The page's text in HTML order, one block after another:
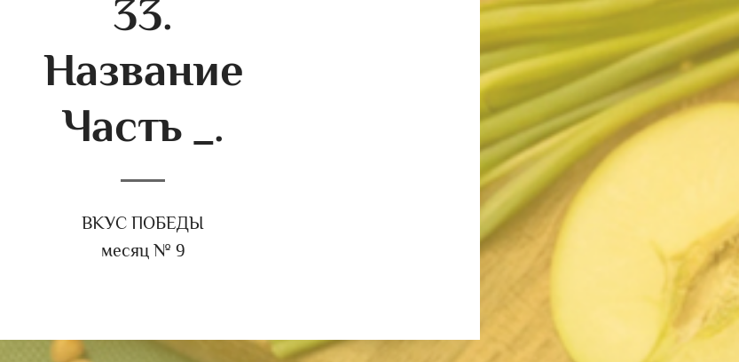
33.
Название
Часть _.
ВКУС ПОБЕДЫ
месяц № 9